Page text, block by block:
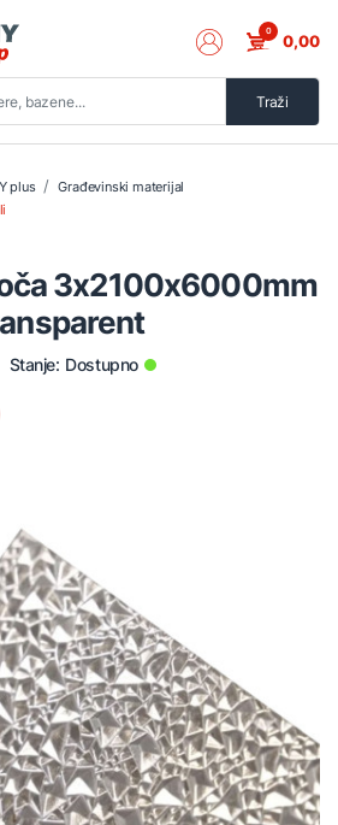
Traži
0 0,00
plus
Građevinski materijal
3x2100x6000mm
Stanje: Dostupno